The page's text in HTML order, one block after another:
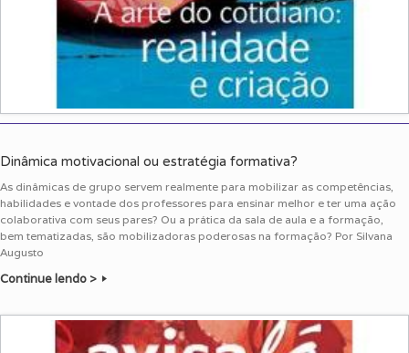
Dinâmica motivacional ou estratégia formativa?
As dinâmicas de grupo servem realmente para mobilizar as competências,
habilidades e vontade dos professores para ensinar melhor e ter uma ação
colaborativa com seus pares? Ou a prática da sala de aula e a formação,
bem tematizadas, são mobilizadoras poderosas na formação? Por Silvana
Augusto
Continue lendo >